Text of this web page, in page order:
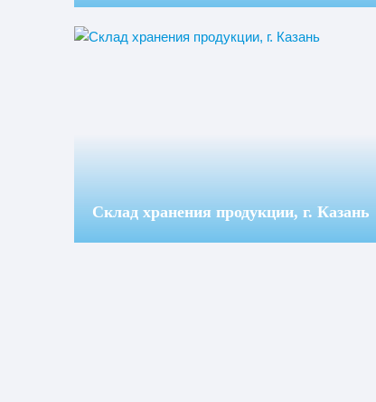
Склад хранения продукции, г. Казань